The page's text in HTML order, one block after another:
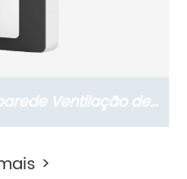
Ventilação de
ERV montada na
>